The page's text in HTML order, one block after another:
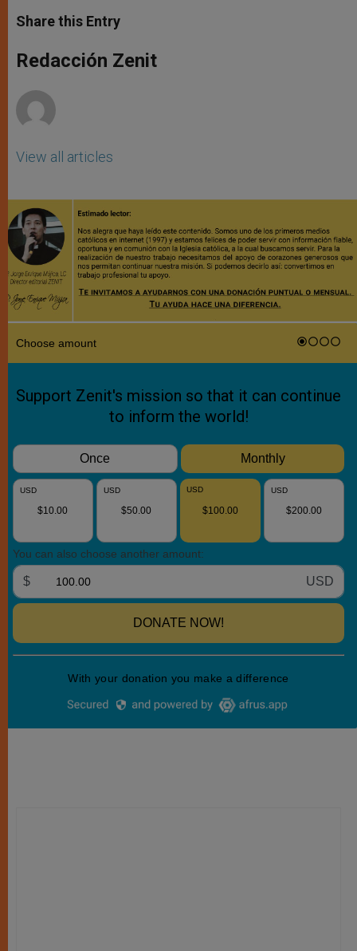
t
s
p
p
s
e
g
e
e
b
o
k
r
Share this Entry
Redacción Zenit
View all articles